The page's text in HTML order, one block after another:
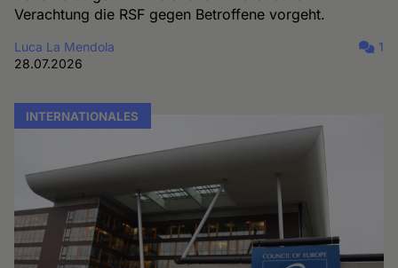
Verachtung die RSF gegen Betroffene vorgeht.
Luca La Mendola
28.07.2026
1
INTERNATIONALES